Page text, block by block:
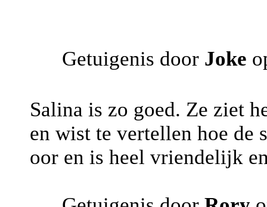
Getuigenis door Joke
Salina is zo goed. Ze ziet
en wist te vertellen hoe de
oor en is heel vriendelijk